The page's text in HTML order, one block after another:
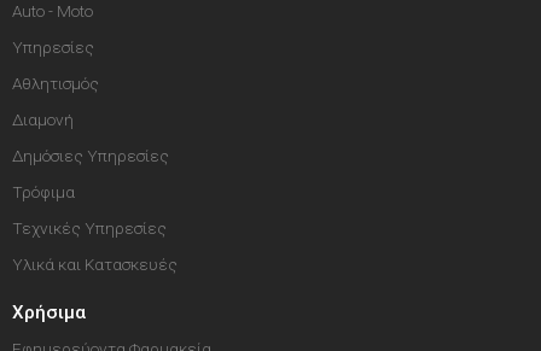
Auto - Moto
Υπηρεσίες
Αθλητισμός
Διαμονή
Δημόσιες Υπηρεσίες
Τρόφιμα
Τεχνικές Υπηρεσίες
Υλικά και Κατασκευές
Χρήσιμα